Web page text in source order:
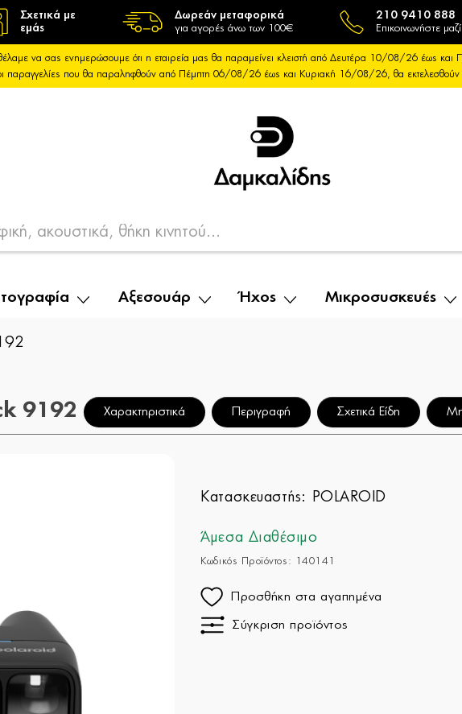
Σχετικά με
εμάς
Δωρεάν μεταφορικά
για αγορές άνω των 100€
210 9410 888
Επικοινωνήστε
να σας ενημερώσουμε ότι η εταιρεία μας θα παραμείνει κλειστή από Δευτέρα 10/08/26 έως
παραγγελίες που θα παραληφθούν από Πέμπτη 06/08/26 έως και Κυριακή 16/08/26, θα
Αξεσουάρ Ήχος Μικροσυσκευές
9192 Χαρακτηριστικά Περιγραφή Σχετικά Είδη
Κατασκευαστής: POLAROID
Άμεσα Διαθέσιμο
Κωδικός Προϊόντος: 140141
Προσθήκη στα αγαπημένα
Σύγκριση προϊόντος